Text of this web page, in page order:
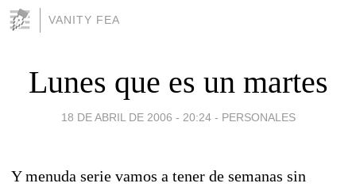
VANITY FEA
Lunes que es un martes
18 DE ABRIL DE 2006 - 20:24 - PERSONALES
Y menuda serie vamos a tener de semanas sin